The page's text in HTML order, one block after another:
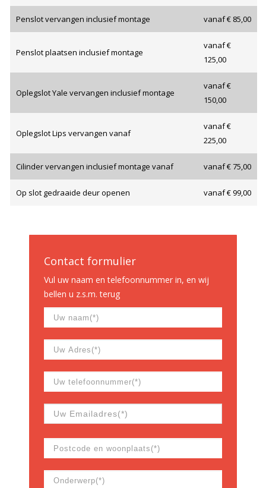
Penslot vervangen inclusief montage vanaf € 85,00
Penslot plaatsen inclusief montage
vanaf €
125,00
Oplegslot Yale vervangen inclusief montage
vanaf €
150,00
Oplegslot Lips vervangen vanaf
vanaf €
225,00
Cilinder vervangen inclusief montage vanaf vanaf € 75,00
Op slot gedraaide deur openen vanaf € 99,00
Contact formulier
Vul uw naam en telefoonnummer in, en wij
bellen u z.s.m. terug